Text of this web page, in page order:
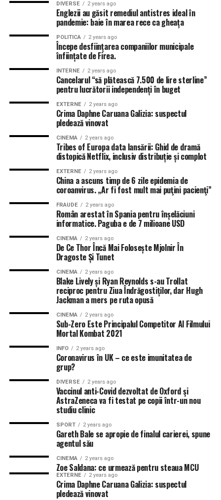
cu 2-0 în fața celor de la FC Barcelona. În schimb,
Dortmund are un sezon marcat de inconstanță.
Chiar și așa, nemții sunt considerați favoriți la calificarea
în faza următoare, având cota 1.70. Sevilla are cota 2.16
pentru calificare, dar pornește ca favorită în partida de
miercuri. Andaluzii au cota 2.35 pentru victorie, 3.40 are
egalul, iar victoria nemților are 3.15.
Cele două echipe s-au mai întâlnit în 2010, în grupele
Europa League. La Sevilla, scorul a fost 2-2, în timp ce în
deplasare de la Dortmund spaniolii s-au impus cu 1-0.
Alisson: Tatăl portarului de la Liverpool a murit într-un
Ce a făcut Serena Williams înainte de meciul cu Simona
Halep
de asemenea, în afara.
DIVERSE 2 years ago
Englezii au găsit remediul antistres ideal în
pandemie: baie în marea rece ca gheața
POLITICA 2 years ago
Începe desființarea companiilor municipale
înființate de Firea.
INTERNE 2 years ago
Cancelarul “să plătească 7.500 de lire sterline”
pentru lucrătorii independenți în buget
EXTERNE 2 years ago
Crima Daphne Caruana Galizia: suspectul
pledează vinovat
CINEMA 2 years ago
Tribes of Europa data lansării: Ghid de dramă
distopică Netflix, inclusiv distribuție și complot
EXTERNE 2 years ago
China a ascuns timp de 6 zile epidemia de
coroanvirus. „Ar fi fost mult mai puţini pacienţi”
FRAUDE 2 years ago
Român arestat în Spania pentru înșelăciuni
informatice. Paguba e de 7 milioane USD
CINEMA 2 years ago
De Ce Thor Încă Mai Folosește Mjolnir În
Dragoste Și Tunet
CINEMA 2 years ago
Blake Lively și Ryan Reynolds s-au Trollat
reciproc pentru Ziua Îndrăgostiților, dar Hugh
Jackman a mers pe ruta opusă
CINEMA 2 years ago
Sub-Zero Este Principalul Competitor Al Filmului
Mortal Kombat 2021
INFO 2 years ago
Coronavirus în UK – ce este imunitatea de
grup?
DIVERSE 2 years ago
Vaccinul anti-Covid dezvoltat de Oxford şi
AstraZeneca va fi testat pe copii într-un nou
studiu clinic
SPORT 2 years ago
Gareth Bale se apropie de finalul carierei, spune
agentul său
CINEMA 2 years ago
Zoe Saldana: ce urmează pentru steaua MCU
EXTERNE 2 years ago
Crima Daphne Caruana Galizia: suspectul
pledează vinovat